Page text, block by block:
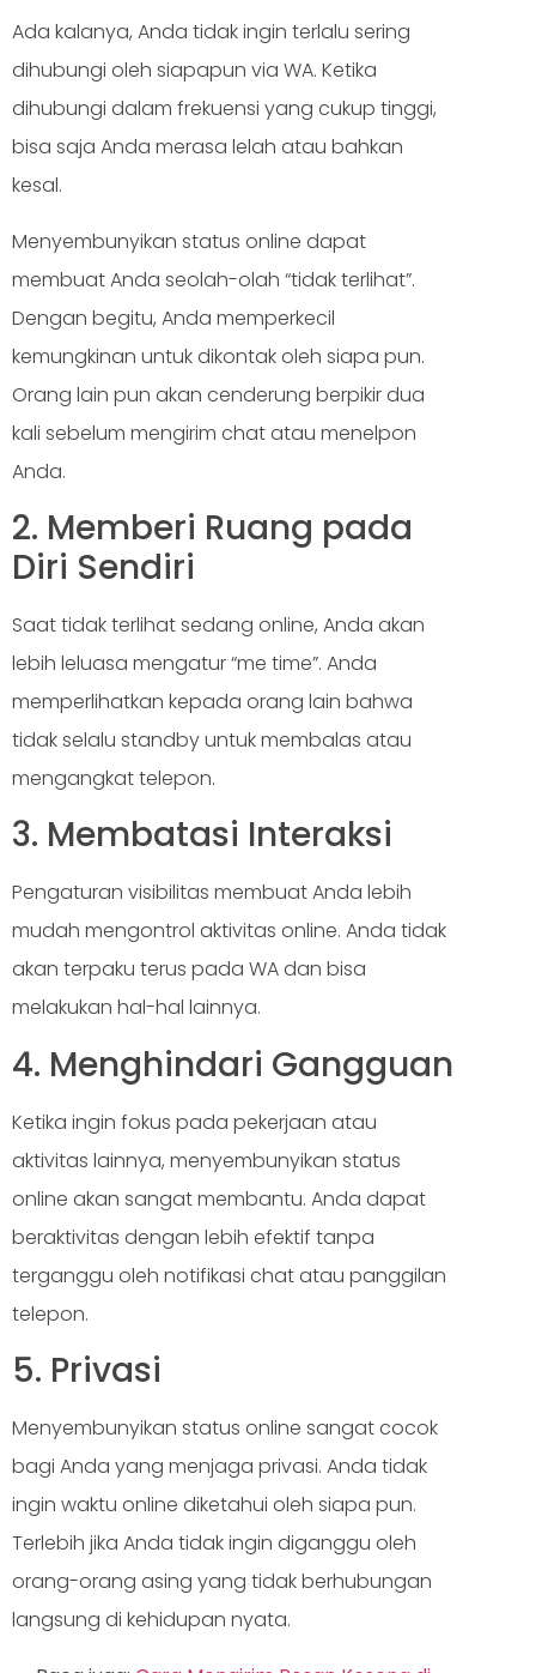
Ada kalanya, Anda tidak ingin terlalu sering
dihubungi oleh siapapun via WA. Ketika
dihubungi dalam frekuensi yang cukup tinggi,
bisa saja Anda merasa lelah atau bahkan
kesal.
Menyembunyikan status online dapat
membuat Anda seolah-olah “tidak terlihat”.
Dengan begitu, Anda memperkecil
kemungkinan untuk dikontak oleh siapa pun.
Orang lain pun akan cenderung berpikir dua
kali sebelum mengirim chat atau menelpon
Anda.
2. Memberi Ruang pada
Diri Sendiri
Saat tidak terlihat sedang online, Anda akan
lebih leluasa mengatur “me time”. Anda
memperlihatkan kepada orang lain bahwa
tidak selalu standby untuk membalas atau
mengangkat telepon.
3. Membatasi Interaksi
Pengaturan visibilitas membuat Anda lebih
mudah mengontrol aktivitas online. Anda tidak
akan terpaku terus pada WA dan bisa
melakukan hal-hal lainnya.
4. Menghindari Gangguan
Ketika ingin fokus pada pekerjaan atau
aktivitas lainnya, menyembunyikan status
online akan sangat membantu. Anda dapat
beraktivitas dengan lebih efektif tanpa
terganggu oleh notifikasi chat atau panggilan
telepon.
5. Privasi
Menyembunyikan status online sangat cocok
bagi Anda yang menjaga privasi. Anda tidak
ingin waktu online diketahui oleh siapa pun.
Terlebih jika Anda tidak ingin diganggu oleh
orang-orang asing yang tidak berhubungan
langsung di kehidupan nyata.